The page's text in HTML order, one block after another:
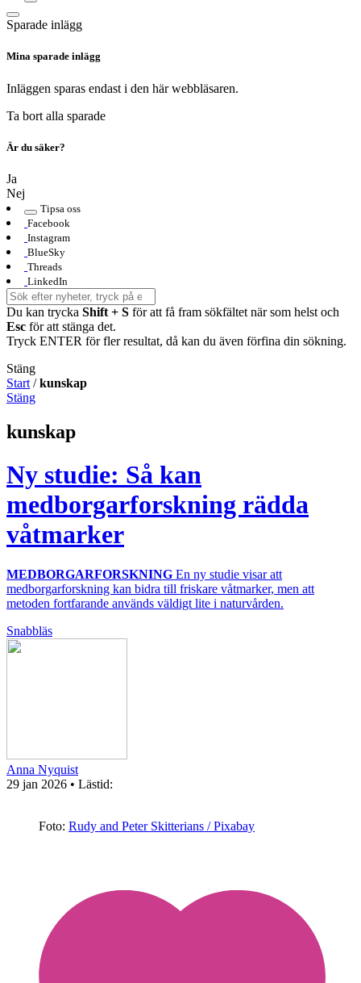
Sparade inlägg
Mina sparade inlägg
Inläggen sparas endast i den här webbläsaren.
Ta bort alla sparade
Är du säker?
Ja
Nej
Tipsa oss
Facebook
Instagram
BlueSky
Threads
LinkedIn
Du kan trycka Shift + S för att få fram sökfältet när som helst och
Esc för att stänga det.
Tryck ENTER för fler resultat, då kan du även förfina din sökning.
Stäng
Start /kunskap
Stäng
kunskap
Ny studie: Så kan
medborgarforskning rädda
våtmarker
MEDBORGARFORSKNING En ny studie visar att
medborgarforskning kan bidra till friskare våtmarker, men att
metoden fortfarande används väldigt lite i naturvården.
Snabbläs
Anna Nyquist
29 jan 2026 • Lästid:
Foto: Rudy and Peter Skitterians / Pixabay